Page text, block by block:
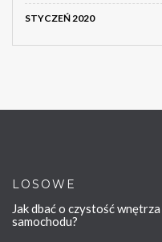
STYCZEŃ 2020
LOSOWE
Jak dbać o czystość wnętrza
samochodu?